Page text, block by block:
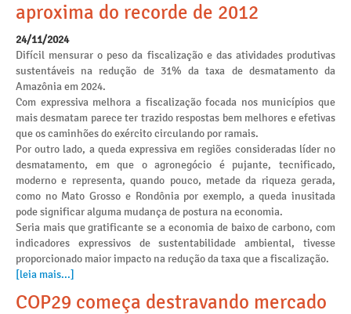
aproxima do recorde de 2012
24/11/2024
Difícil mensurar o peso da fiscalização e das atividades produtivas
sustentáveis na redução de 31% da taxa de desmatamento da
Amazônia em 2024.
Com expressiva melhora a fiscalização focada nos municípios que
mais desmatam parece ter trazido respostas bem melhores e efetivas
que os caminhões do exército circulando por ramais.
Por outro lado, a queda expressiva em regiões consideradas líder no
desmatamento, em que o agronegócio é pujante, tecnificado,
moderno e representa, quando pouco, metade da riqueza gerada,
como no Mato Grosso e Rondônia por exemplo, a queda inusitada
pode significar alguma mudança de postura na economia.
Seria mais que gratificante se a economia de baixo de carbono, com
indicadores expressivos de sustentabilidade ambiental, tivesse
proporcionado maior impacto na redução da taxa que a fiscalização.
[leia mais...]
COP29 começa destravando mercado